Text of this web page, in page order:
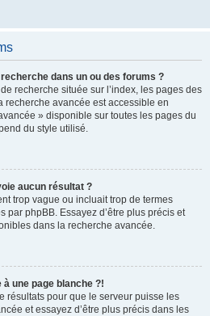
dans un ou des forums ?
recherche située sur l’index, les pages des
recherche avancée est accessible en
» disponible sur toutes les pages du
du style utilisé.
aucun résultat ?
trop vague ou incluait trop de termes
par phpBB. Essayez d’être plus précis et
dans la recherche avancée.
une page blanche ?!
résultats pour que le serveur puisse les
et essayez d’être plus précis dans les